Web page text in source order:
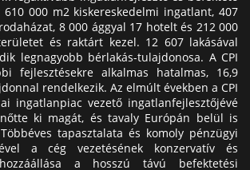
000 m2 kiskereskedelmi ingatlant, 407
8 000 ággyal 17 hotelt és 212 000
és raktárt kezel. 12 607 lakásával
legnagyobb bérlakás-tulajdonosa. A CPI
fejlesztésekre alkalmas hatalmas, 16,9
rendelkezik. Az elmúlt években a CPI
ingatlanpiac vezető ingatlanfejlesztőjévé
ki magát, és tavaly Európán belül is
tapasztalata és komoly pénzügyi
a cég vezetésének konzervatív és
a hosszú távú befektetési